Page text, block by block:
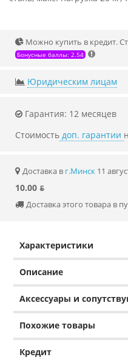
Можно купить в кредит.
Бонусные баллы: 2.54
Юридическим лицам
Гарантия: 12 месяцев
Стоимость доп. гарантии
Доставка в г.Минск 11
10.00 ƃ
Доставка этого товара в
Характеристики
Описание
Аксессуары и
Похожие товары
Кредит